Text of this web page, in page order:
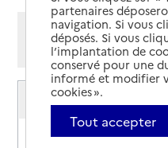
Afficher les résultats par:
Mode liste
Mode
Service autonomie à
ABC Services
Adresse
38 rue de Clermont
partenaires
navigation. Si vous
déposés. Si vous
l’implantation de
conservé pour une
informé et modifier
cookies ».
Tout accepter